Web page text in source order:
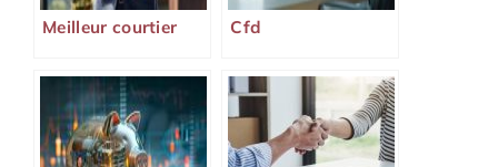
Meilleur courtier Cfd